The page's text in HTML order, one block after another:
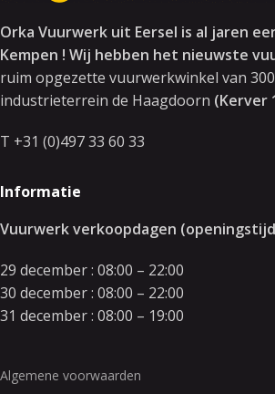
Orka Vuurwerk uit Eersel is al jaren
Kempen ! Wij hebben het nieuwste
ruim opgezette vuurwerkwinkel van
industrieterrein de Haagdoorn (Kerver
T +31 (0)497 33 60 33
Informatie
Vuurwerk verkoopdagen
29 december : 08:00 – 22:00
30 december : 08:00 – 22:00
31 december : 08:00 – 19:00
Algemene voorwaarden